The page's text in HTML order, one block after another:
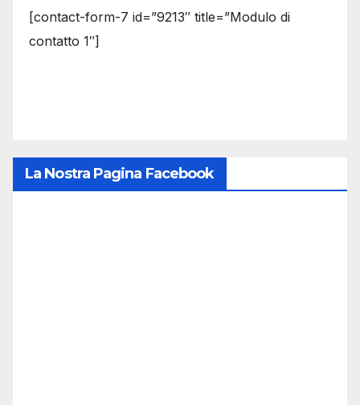
[contact-form-7 id=”9213″ title=”Modulo di
contatto 1″]
La Nostra Pagina Facebook